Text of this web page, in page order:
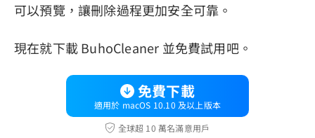
可以預覽，讓刪除過程更加安全可靠。
現在就下載 BuhoCleaner 並免費試用吧。
免費下載
適用於 macOS 10.10 及以上版本
全球超 10 萬名滿意用戶